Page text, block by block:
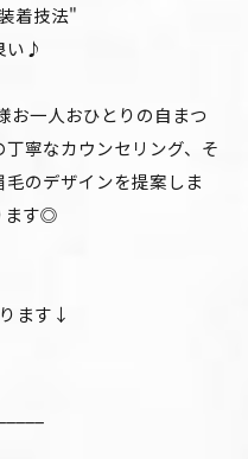
着技法"
い♪
お一人おひとりの自まつ
寧なカウンセリング、そ
のデザインを提案しま
ます◎
ます↓